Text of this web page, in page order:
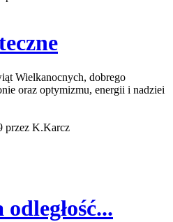
Wielkanocnych, dobrego
oraz optymizmu, energii i nadziei
przez K.Karcz